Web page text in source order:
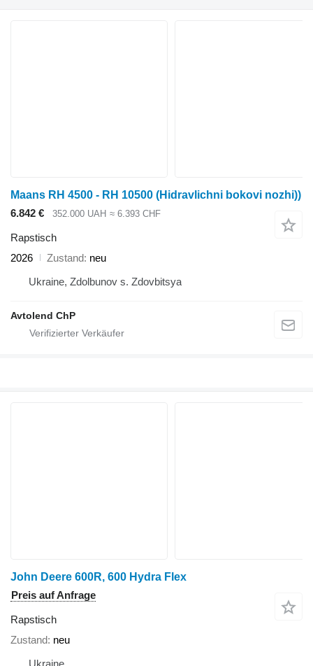
Maans RH 4500 - RH 10500 (Hidravlichni bokovi nozhi))
6.842 €
352.000 UAH ≈ 6.393 CHF
Rapstisch
2026
Zustand neu
Ukraine, Zdolbunov s. Zdovbitsya
Avtolend ChP
John Deere 600R, 600 Hydra Flex
Preis auf Anfrage
Rapstisch
Zustand neu
Ukraine